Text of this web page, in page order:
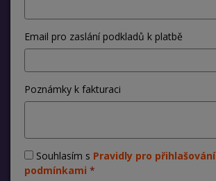
Email pro zaslání podkladů k platbě
Poznámky k fakturaci
Souhlasím s Pravidly pro
podmínkami